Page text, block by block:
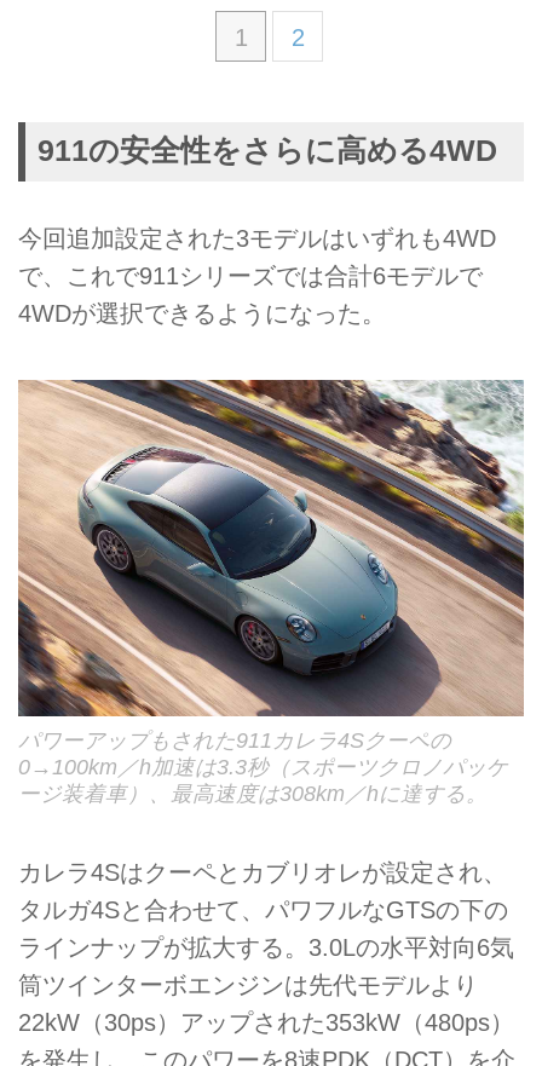
1 2
911の安全性をさらに高める4WD
今回追加設定された3モデルはいずれも4WD
で、これで911シリーズでは合計6モデルで
4WDが選択できるようになった。
パワーアップもされた911カレラ4Sクーペの
0→100km／h加速は3.3秒（スポーツクロノパッケ
ージ装着車）、最高速度は308km／hに達する。
カレラ4Sはクーペとカブリオレが設定され、
タルガ4Sと合わせて、パワフルなGTSの下の
ラインナップが拡大する。3.0Lの水平対向6気
筒ツインターボエンジンは先代モデルより
22kW（30ps）アップされた353kW（480ps）
を発生し、このパワーを8速PDK（DCT）を介